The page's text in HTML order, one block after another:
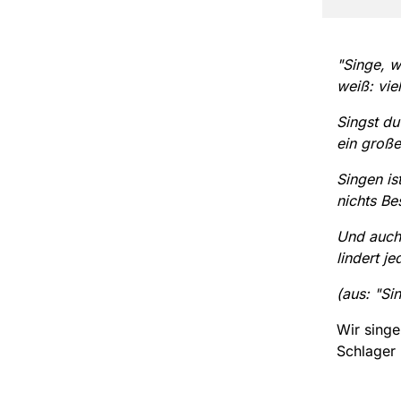
"Singe,
weiß:
Singst
ein
Singen
nichts
Und
lindert
(aus:
Wir